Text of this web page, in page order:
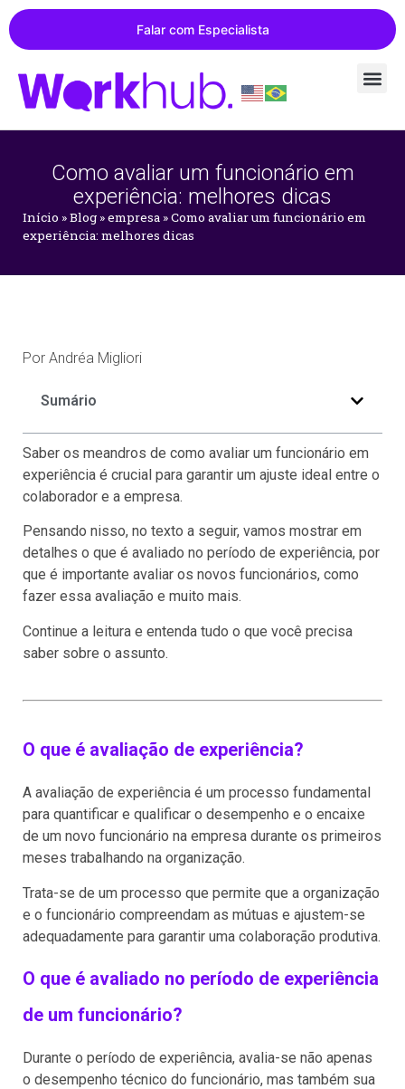
Falar com Especialista
Como avaliar um funcionário em
experiência: melhores dicas
Início »Blog »empresa »Como avaliar um funcionário em
experiência: melhores dicas
Por Andréa Migliori
Sumário
Saber os meandros de como avaliar um funcionário em
experiência é crucial para garantir um ajuste ideal entre o
colaborador e a empresa.
Pensando nisso, no texto a seguir, vamos mostrar em
detalhes o que é avaliado no período de experiência, por
que é importante avaliar os novos funcionários, como
fazer essa avaliação e muito mais.
Continue a leitura e entenda tudo o que você precisa
saber sobre o assunto.
O que é avaliação de experiência?
A avaliação de experiência é um processo fundamental
para quantificar e qualificar o desempenho e o encaixe
de um novo funcionário na empresa durante os primeiros
meses trabalhando na organização.
Trata-se de um processo que permite que a organização
e o funcionário compreendam as mútuas e ajustem-se
adequadamente para garantir uma colaboração produtiva.
O que é avaliado no período de experiência
de um funcionário?
Durante o período de experiência, avalia-se não apenas
o desempenho técnico do funcionário, mas também sua